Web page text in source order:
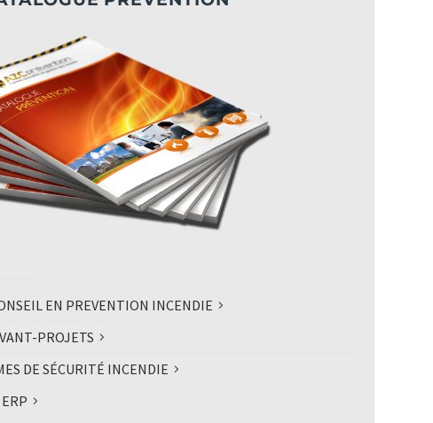
EN PREVENTION INCENDIE
PROJETS
DE SÉCURITÉ INCENDIE